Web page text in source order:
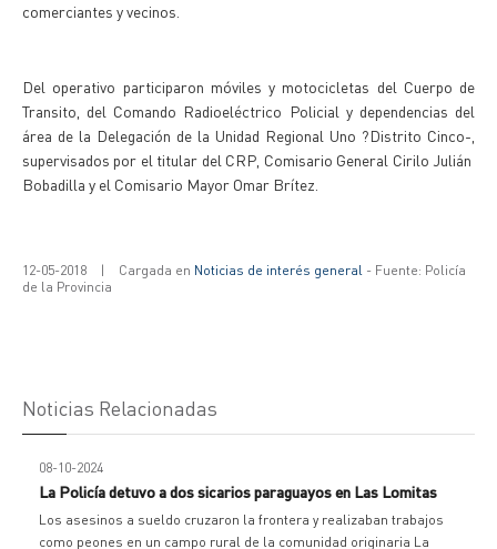
comerciantes y vecinos.
Del operativo participaron móviles y motocicletas del Cuerpo de
Transito, del Comando Radioeléctrico Policial y dependencias del
área de la Delegación de la Unidad Regional Uno ?Distrito Cinco-,
supervisados por el titular del CRP, Comisario General Cirilo Julián
Bobadilla y el Comisario Mayor Omar Brítez.
12-05-2018 | Cargada en Noticias de interés general - Fuente: Policía
de la Provincia
Noticias Relacionadas
08-10-2024
La Policía detuvo a dos sicarios paraguayos en Las Lomitas
Los asesinos a sueldo cruzaron la frontera y realizaban trabajos
como peones en un campo rural de la comunidad originaria La